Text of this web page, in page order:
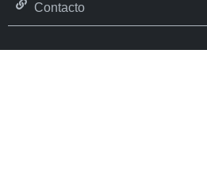
Contacto